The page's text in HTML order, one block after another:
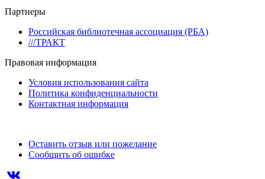
Партнеры
Российская библиотечная ассоциация (РБА)
///ТРАКТ
Правовая информация
Условия использования сайта
Политика конфиденциальности
Контактная информация
Оставить отзыв или пожелание
Сообщить об ошибке